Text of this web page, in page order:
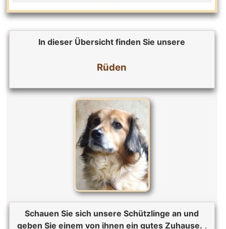
In dieser Übersicht finden Sie unsere
Rüden
Schauen Sie sich unsere Schützlinge an und
geben Sie einem von ihnen ein gutes Zuhause. .